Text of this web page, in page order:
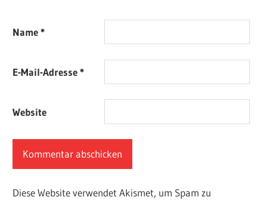
Name*
E-Mail-Adresse*
Website
Diese Website verwendet Akismet, um Spam zu